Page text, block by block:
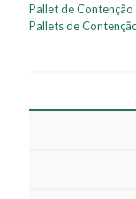
Pallet de Contenção
Pallets de